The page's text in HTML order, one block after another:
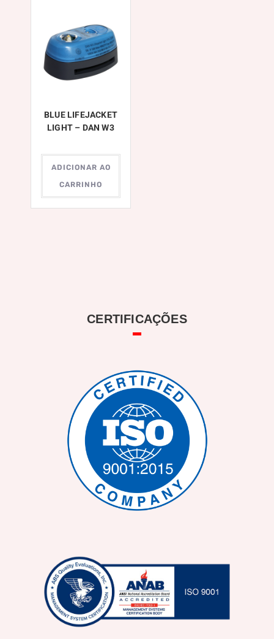
BLUE LIFEJACKET
LIGHT – DAN W3
ADICIONAR AO
CARRINHO
CERTIFICAÇÕES